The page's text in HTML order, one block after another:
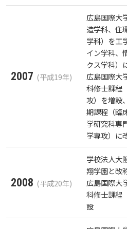
自然災害時等の図書館の
2007 (平成19年)
広島国際大
造学科、住
学科）を工
イン学科、
クス学科）
広島国際大
科修士課程
攻）を増設
期課程（臨
学研究科専
学専攻）に
2008 (平成20年)
学校法人大
翔学園と改
広島国際大
科修士課程
設